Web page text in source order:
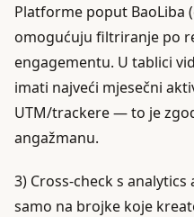
Platforme poput BaoLiba
omogućuju filtriranje po
engagementu. U tablici
imati najveći mjesečni
UTM/trackere — to je
angažmanu.
3) Cross-check s
samo na brojke koje